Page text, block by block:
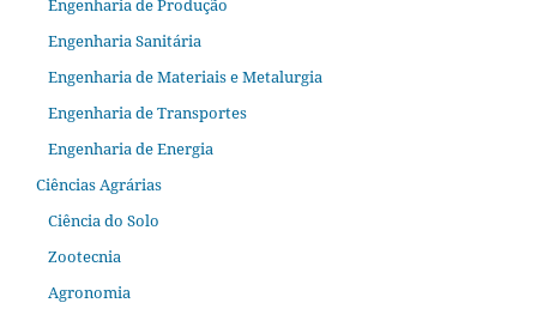
Engenharia de Produção
Engenharia Sanitária
Engenharia de Materiais e Metalurgia
Engenharia de Transportes
Engenharia de Energia
Ciências Agrárias
Ciência do Solo
Zootecnia
Agronomia